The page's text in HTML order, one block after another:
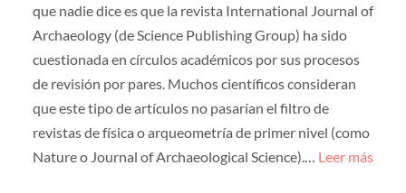
que nadie dice es que la revista International Journal of
Archaeology (de Science Publishing Group) ha sido
cuestionada en círculos académicos por sus procesos
de revisión por pares. Muchos científicos consideran
que este tipo de artículos no pasarían el filtro de
revistas de física o arqueometría de primer nivel (como
Nature o Journal of Archaeological Science).… Leer más